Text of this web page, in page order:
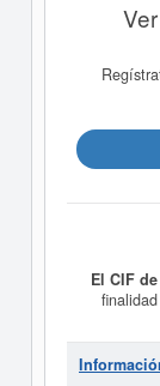
El CIF
Artículo 2.
siguientes